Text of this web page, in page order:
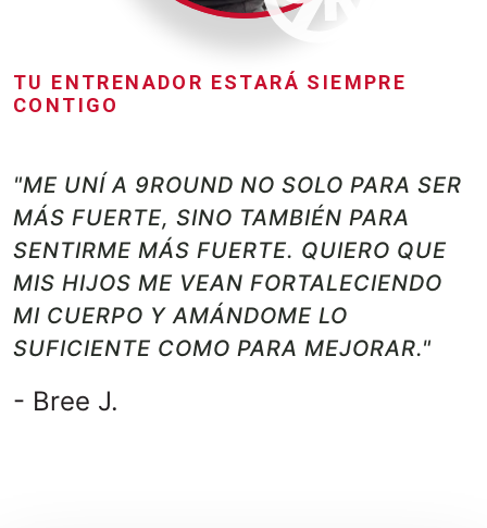
TU ENTRENADOR ESTARÁ SIEMPRE
CONTIGO
"ME UNÍ A 9ROUND NO SOLO PARA SER
MÁS FUERTE, SINO TAMBIÉN PARA
SENTIRME MÁS FUERTE. QUIERO QUE
MIS HIJOS ME VEAN FORTALECIENDO
MI CUERPO Y AMÁNDOME LO
SUFICIENTE COMO PARA MEJORAR."
- Bree J.